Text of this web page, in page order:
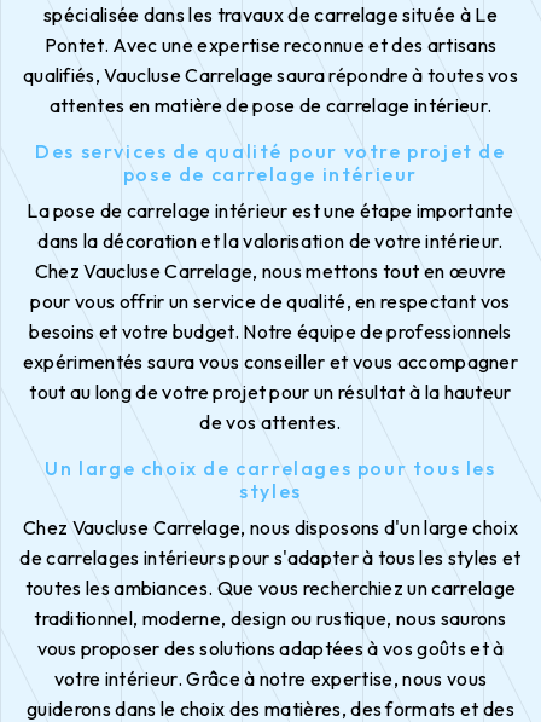
spécialisée dans les travaux de carrelage située à Le
Pontet. Avec une expertise reconnue et des artisans
qualifiés, Vaucluse Carrelage saura répondre à toutes vos
attentes en matière de pose de carrelage intérieur.
Des services de qualité pour votre projet de
pose de carrelage intérieur
La pose de carrelage intérieur est une étape importante
dans la décoration et la valorisation de votre intérieur.
Chez Vaucluse Carrelage, nous mettons tout en œuvre
pour vous offrir un service de qualité, en respectant vos
besoins et votre budget. Notre équipe de professionnels
expérimentés saura vous conseiller et vous accompagner
tout au long de votre projet pour un résultat à la hauteur
de vos attentes.
Un large choix de carrelages pour tous les
styles
Chez Vaucluse Carrelage, nous disposons d'un large choix
de carrelages intérieurs pour s'adapter à tous les styles et
toutes les ambiances. Que vous recherchiez un carrelage
traditionnel, moderne, design ou rustique, nous saurons
vous proposer des solutions adaptées à vos goûts et à
votre intérieur. Grâce à notre expertise, nous vous
guiderons dans le choix des matières, des formats et des